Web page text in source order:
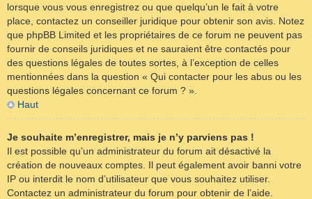
lorsque vous vous enregistrez ou que quelqu’un le fait à votre
place, contactez un conseiller juridique pour obtenir son avis. Notez
que phpBB Limited et les propriétaires de ce forum ne peuvent pas
fournir de conseils juridiques et ne sauraient être contactés pour
des questions légales de toutes sortes, à l’exception de celles
mentionnées dans la question « Qui contacter pour les abus ou les
questions légales concernant ce forum ? ».
Haut
Je souhaite m’enregistrer, mais je n’y parviens pas !
Il est possible qu’un administrateur du forum ait désactivé la
création de nouveaux comptes. Il peut également avoir banni votre
IP ou interdit le nom d’utilisateur que vous souhaitez utiliser.
Contactez un administrateur du forum pour obtenir de l’aide.